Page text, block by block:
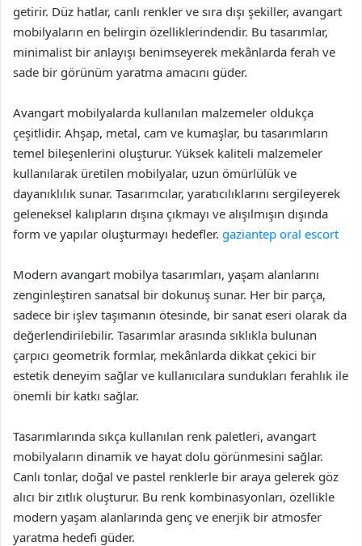
getirir. Düz hatlar, canlı renkler ve sıra dışı şekiller, avangart
mobilyaların en belirgin özelliklerindendir. Bu tasarımlar,
minimalist bir anlayışı benimseyerek mekânlarda ferah ve
sade bir görünüm yaratma amacını güder.
Avangart mobilyalarda kullanılan malzemeler oldukça
çeşitlidir. Ahşap, metal, cam ve kumaşlar, bu tasarımların
temel bileşenlerini oluşturur. Yüksek kaliteli malzemeler
kullanılarak üretilen mobilyalar, uzun ömürlülük ve
dayanıklılık sunar. Tasarımcılar, yaratıcılıklarını sergileyerek
geleneksel kalıpların dışına çıkmayı ve alışılmışın dışında
form ve yapılar oluşturmayı hedefler. gaziantep oral escort
Modern avangart mobilya tasarımları, yaşam alanlarını
zenginleştiren sanatsal bir dokunuş sunar. Her bir parça,
sadece bir işlev taşımanın ötesinde, bir sanat eseri olarak da
değerlendirilebilir. Tasarımlar arasında sıklıkla bulunan
çarpıcı geometrik formlar, mekânlarda dikkat çekici bir
estetik deneyim sağlar ve kullanıcılara sundukları ferahlık ile
önemli bir katkı sağlar.
Tasarımlarında sıkça kullanılan renk paletleri, avangart
mobilyaların dinamik ve hayat dolu görünmesini sağlar.
Canlı tonlar, doğal ve pastel renklerle bir araya gelerek göz
alıcı bir zıtlık oluşturur. Bu renk kombinasyonları, özellikle
modern yaşam alanlarında genç ve enerjik bir atmosfer
yaratma hedefi güder.